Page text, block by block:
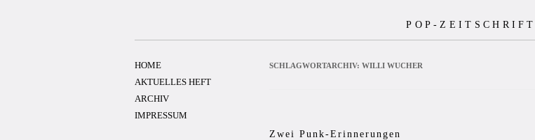
POP-ZEITSCHRIFT
SCHLAGWORTARCHIV: WILLI WUCHER
Zwei Punk-Erinnerungen
HOME
AKTUELLES HEFT
ARCHIV
IMPRESSUM